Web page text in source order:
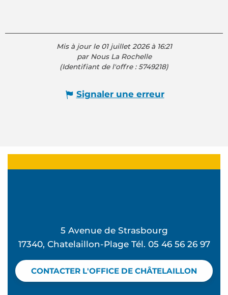
Mis à jour le 01 juillet 2026 à 16:21
par Nous La Rochelle
(Identifiant de l'offre :5749218)
Signaler une erreur
5 Avenue de Strasbourg
17340, Chatelaillon-Plage Tél. 05 46 56 26 97
CONTACTER L'OFFICE DE CHÂTELAILLON